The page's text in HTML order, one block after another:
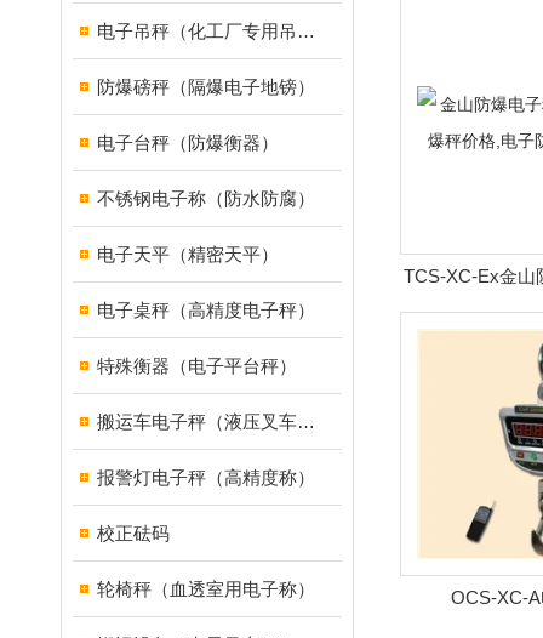
电子吊秤（化工厂专用吊秤）
防爆磅秤（隔爆电子地镑）
电子台秤（防爆衡器）
不锈钢电子称（防水防腐）
电子天平（精密天平）
电子桌秤（高精度电子秤）
特殊衡器（电子平台秤）
搬运车电子秤（液压叉车电子称）
报警灯电子秤（高精度称）
校正砝码
轮椅秤（血透室用电子称）
TCS-XC-Ex金山
公斤防爆秤价格,
家
OCS-XC-